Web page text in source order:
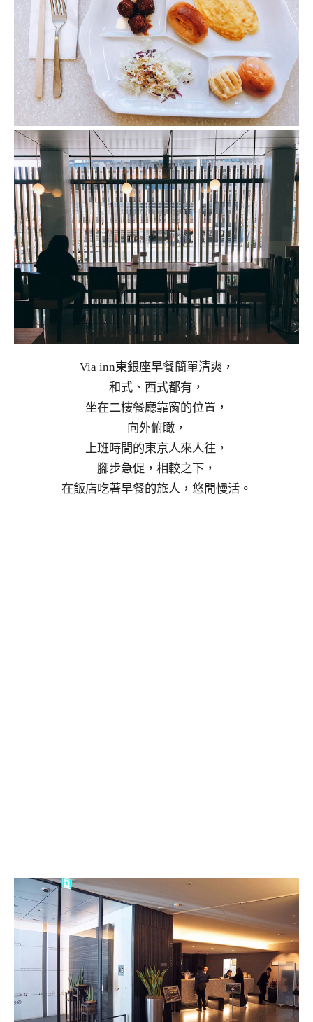
Via inn東銀座早餐簡單清爽，
和式、西式都有，
坐在二樓餐廳靠窗的位置，
向外俯瞰，
上班時間的東京人來人往，
腳步急促，相較之下，
在飯店吃著早餐的旅人，悠閒慢活。